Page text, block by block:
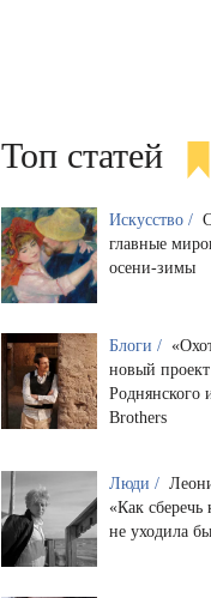
Топ статей
Искусство /
главные
осени-зимы
Блоги /
новый
Роднянского
Brothers
Люди /
«Как сберечь
не уходила